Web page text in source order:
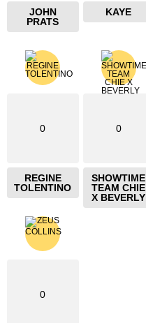
JOHN
PRATS
KAYE
0
REGINE
TOLENTINO
0
SHOWTIME
TEAM CHIE
X BEVERLY
0